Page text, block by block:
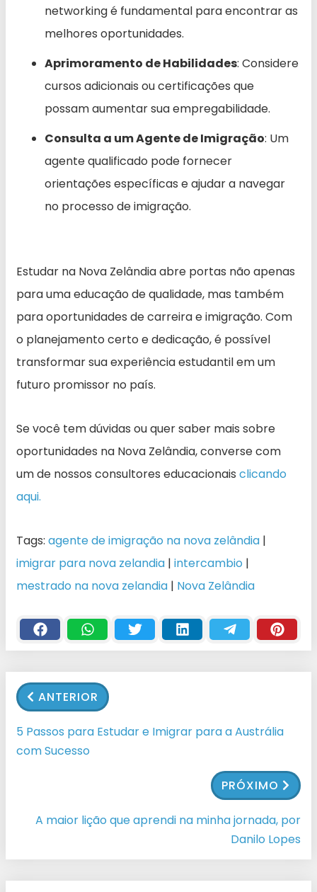
networking é fundamental para encontrar as
melhores oportunidades.
Aprimoramento de Habilidades: Considere
cursos adicionais ou certificações que
possam aumentar sua empregabilidade.
Consulta a um Agente de Imigração: Um
agente qualificado pode fornecer
orientações específicas e ajudar a navegar
no processo de imigração.
Estudar na Nova Zelândia abre portas não apenas
para uma educação de qualidade, mas também
para oportunidades de carreira e imigração. Com
o planejamento certo e dedicação, é possível
transformar sua experiência estudantil em um
futuro promissor no país.
Se você tem dúvidas ou quer saber mais sobre
oportunidades na Nova Zelândia, converse com
um de nossos consultores educacionais clicando
aqui.
Tags: agente de imigração na nova zelândia |
imigrar para nova zelandia | intercambio |
mestrado na nova zelandia | Nova Zelândia
ANTERIOR
5 Passos para Estudar e Imigrar para a Austrália
com Sucesso
PRÓXIMO
A maior lição que aprendi na minha jornada, por
Danilo Lopes